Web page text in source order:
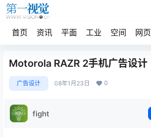
首页 资讯 平面 工业 空间 网页
Motorola RAZR 2手机广告设计
广告设计 08年1月23日 0
fight